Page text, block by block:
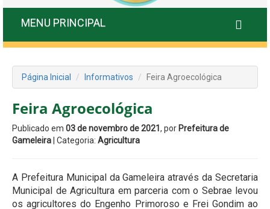
MENU PRINCIPAL
Página Inicial Informativos Feira Agroecológica
Feira Agroecológica
Publicado em 03 de novembro de 2021 , por Prefeitura de
Gameleira | Categoria: Agricultura
A Prefeitura Municipal da Gameleira através da Secretaria
Municipal de Agricultura em parceria com o Sebrae levou
os agricultores do Engenho Primoroso e Frei Gondim ao